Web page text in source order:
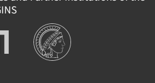
Institutionen